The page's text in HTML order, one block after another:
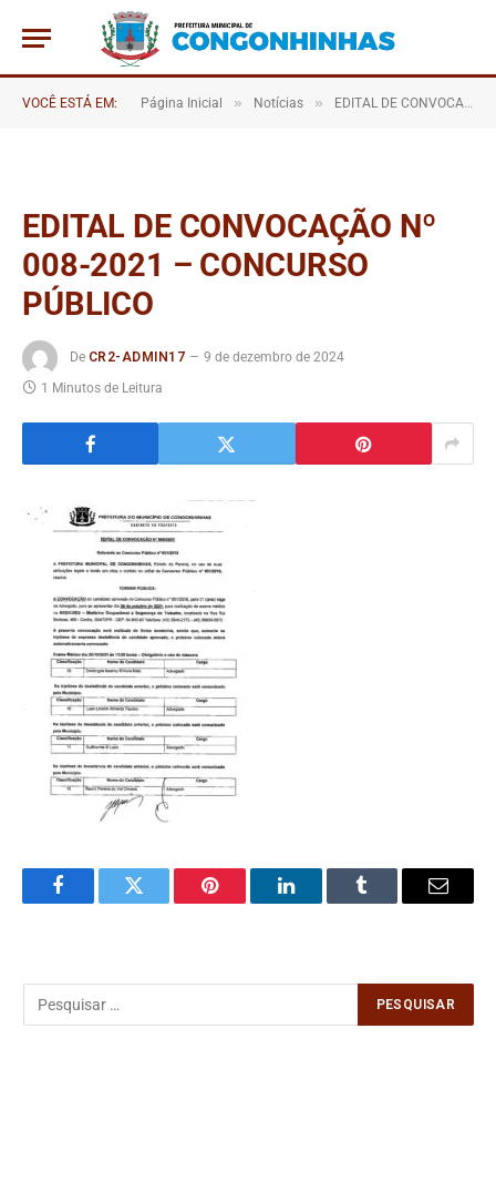
VOCÊ ESTÁ EM: Página Inicial » Notícias » EDITAL DE CONVOCAÇÃO Nº 008/2021 – CONCURSO PÚBLICO
EDITAL DE CONVOCAÇÃO Nº
008-2021 – CONCURSO
PÚBLICO
De CR2-ADMIN17
9 de dezembro de 2024
1 Minutos de Leitura
FacebookTwitter Pinterest LinkedInTumblr Email